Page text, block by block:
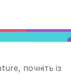
почніть із